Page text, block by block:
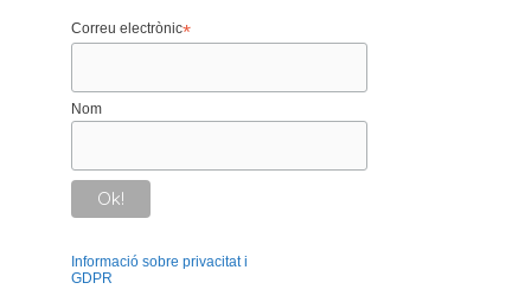
Correu electrònic*
Nom
Informació sobre privacitat i
GDPR